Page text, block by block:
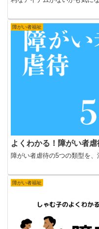
障がい者福祉
よくわかる！障がい者
障がい者虐待の5つの類型を、
障がい者福祉